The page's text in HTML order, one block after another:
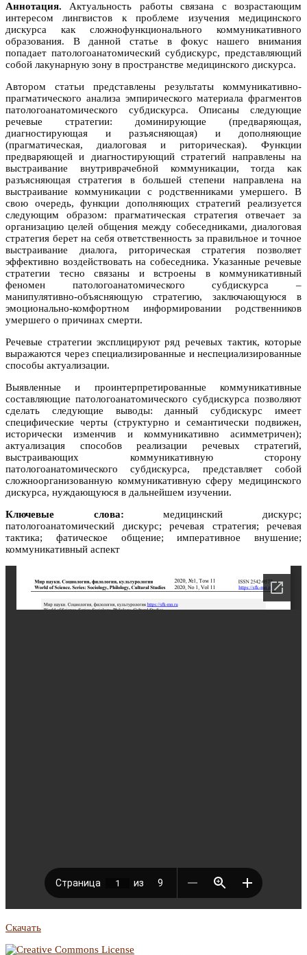
Аннотация. Актуальность работы связана с возрастающим
интересом лингвистов к проблеме изучения медицинского
дискурса как сложнофункционального коммуникативного
образования. В данной статье в фокус нашего внимания
попадает патологоанатомический субдискурс, представляющий
собой лакунарную зону в пространстве медицинского дискурса.
Автором статьи представлены результаты коммуникативно-
прагматического анализа эмпирического материала фрагментов
патологоанатомического субдискурса. Описаны следующие
речевые стратегии: доминирующие (предваряющая,
диагностирующая и разъясняющая) и дополняющие
(прагматическая, диалоговая и риторическая). Функции
предваряющей и диагностирующий стратегий направлены на
выстраивание внутриврачебной коммуникации, тогда как
разъясняющая стратегия в большей степени направлена на
выстраивание коммуникации с родственниками умершего. В
свою очередь, функции дополняющих стратегий реализуется
следующим образом: прагматическая стратегия отвечает за
организацию целей общения между собеседниками, диалоговая
стратегия берет на себя ответственность за правильное и точное
выстраивание диалога, риторическая стратегия позволяет
эффективно воздействовать на собеседника. Указанные речевые
стратегии тесно связаны и встроены в коммуникативный
феномен патологоанатомического субдискурса –
манипулятивно-объясняющую стратегию, заключающуюся в
эмоционально-комфортном информировании родственников
умершего о причинах смерти.
Речевые стратегии эксплицируют ряд речевых тактик, которые
выражаются через специализированные и неспециализированные
способы актуализации.
Выявленные и проинтерпретированные коммуникативные
составляющие патологоанатомического субдискурса позволяют
сделать следующие выводы: данный субдискурс имеет
специфические черты (структурно и семантически подвижен,
исторически изменчив и коммуникативно асимметричен);
актуализация способов реализации речевых стратегий,
выстраивающих коммуникативную сторону
патологоанатомического субдискурса, представляет собой
сложноорганизованную коммуникативную сферу медицинского
дискурса, нуждающуюся в дальнейшем изучении.
Ключевые слова: медицинский дискурс;
патологоанатомический дискурс; речевая стратегия; речевая
тактика; фатическое общение; императивное внушение;
коммуникативный аспект
Скачать